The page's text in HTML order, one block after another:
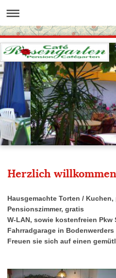
Herzlich
Hausgemachte Torten /
Pensionszimmer, gratis
W-LAN, sowie kostenfreien Pkw
Fahrradgarage in
Freuen sie sich auf einen